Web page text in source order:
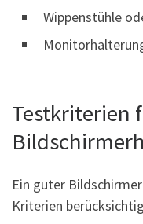
Wippenstühle
Testkriterien
Ein guter
Kriterien